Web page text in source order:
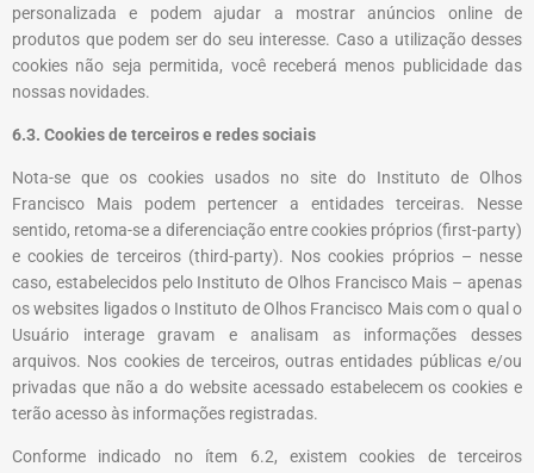
personalizada e podem ajudar a mostrar anúncios online de
produtos que podem ser do seu interesse. Caso a utilização desses
cookies não seja permitida, você receberá menos publicidade das
nossas novidades.
6.3. Cookies de terceiros e redes sociais
Nota-se que os cookies usados no site do Instituto de Olhos
Francisco Mais podem pertencer a entidades terceiras. Nesse
sentido, retoma-se a diferenciação entre cookies próprios (first-party)
e cookies de terceiros (third-party). Nos cookies próprios – nesse
caso, estabelecidos pelo Instituto de Olhos Francisco Mais – apenas
os websites ligados o Instituto de Olhos Francisco Maiscom o qual o
Usuário interage gravam e analisam as informações desses
arquivos. Nos cookies de terceiros, outras entidades públicas e/ou
privadas que não a do website acessado estabelecem os cookies e
terão acesso às informações registradas.
Conforme indicado no ítem 6.2, existem cookies de terceiros